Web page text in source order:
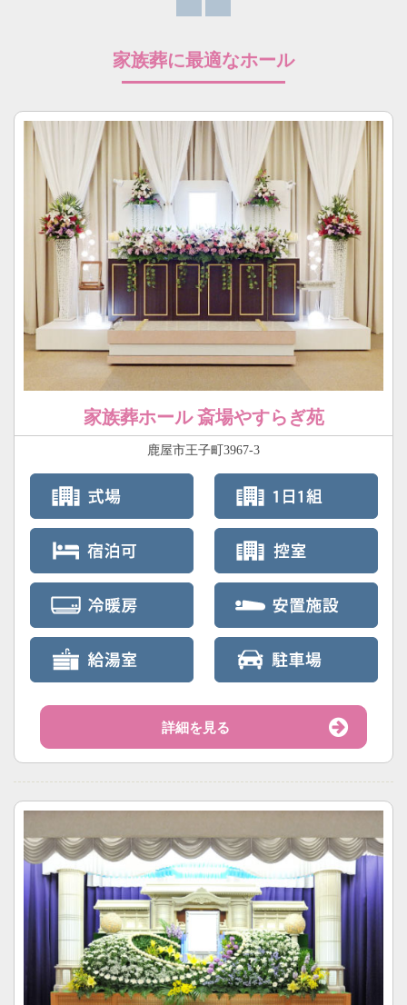
家族葬に最適なホール
家族葬ホール 斎場やすらぎ苑
鹿屋市王子町3967-3
詳細を見る